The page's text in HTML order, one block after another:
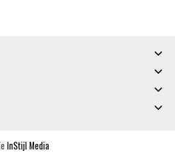
InStijl Media